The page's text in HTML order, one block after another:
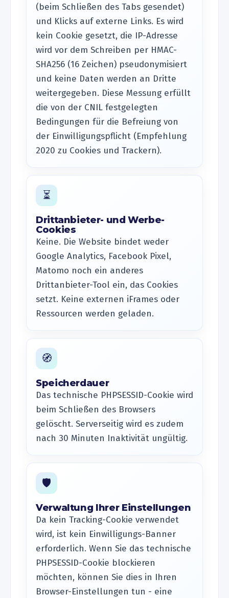
(beim Schließen des Tabs gesendet)
und Klicks auf externe Links. Es wird
kein Cookie gesetzt, die IP-Adresse
wird vor dem Schreiben per HMAC-
SHA256 (16 Zeichen) pseudonymisiert
und keine Daten werden an Dritte
weitergegeben. Diese Messung erfüllt
die von der CNIL festgelegten
Bedingungen für die Befreiung von
der Einwilligungspflicht (Empfehlung
2020 zu Cookies und Trackern).
⏳
Drittanbieter- und Werbe-
Cookies
Keine. Die Website bindet weder
Google Analytics, Facebook Pixel,
Matomo noch ein anderes
Drittanbieter-Tool ein, das Cookies
setzt. Keine externen iFrames oder
Ressourcen werden geladen.
🧭
Speicherdauer
Das technische PHPSESSID-Cookie wird
beim Schließen des Browsers
gelöscht. Serverseitig wird es zudem
nach 30 Minuten Inaktivität ungültig.
🛡️
Verwaltung Ihrer Einstellungen
Da kein Tracking-Cookie verwendet
wird, ist kein Einwilligungs-Banner
erforderlich. Wenn Sie das technische
PHPSESSID-Cookie blockieren
möchten, können Sie dies in Ihren
Browser-Einstellungen tun - eine